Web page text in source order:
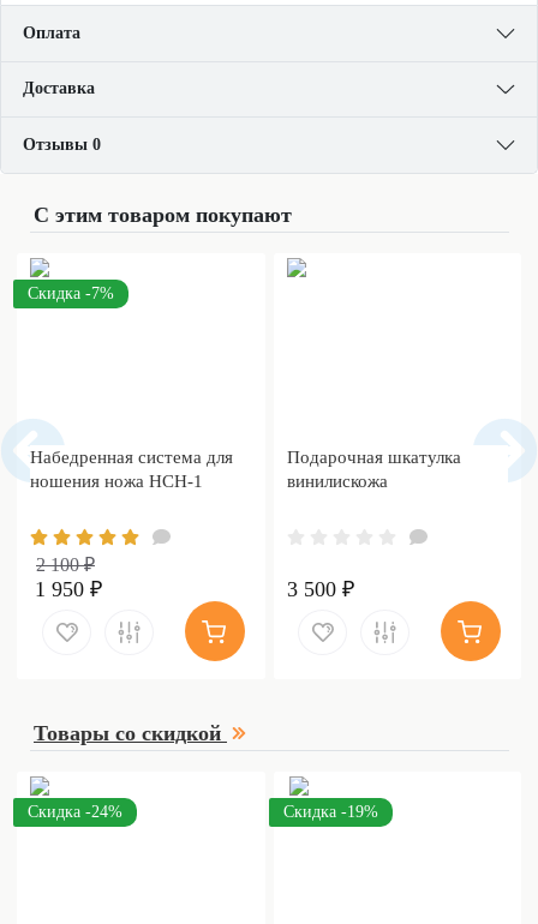
Оплата
Доставка
Отзывы 0
С этим товаром покупают
Скидка -7%
Набедренная система для
ношения ножа НСН-1
2 100 ₽
1 950 ₽
Подарочная шкатулка
винилискожа
3 500 ₽
Товары со скидкой
Скидка -24% Скидка -19%